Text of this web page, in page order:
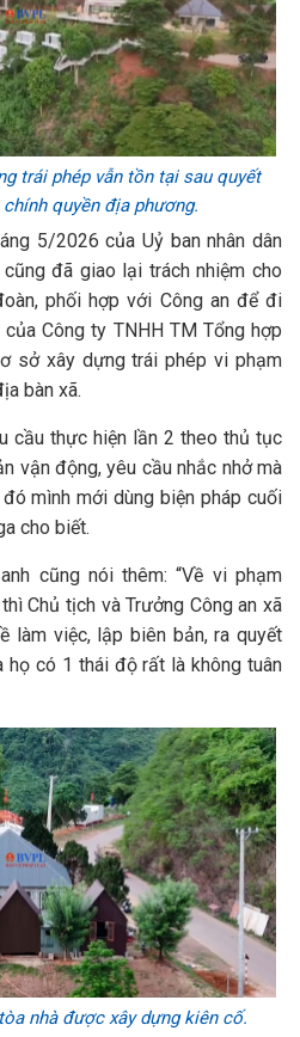
trái phép vẫn tồn tại sau quyết
quyền địa phương.
5/2026 của Uỷ ban nhân dân
đã giao lại trách nhiệm cho
phối hợp với Công an để đi
Công ty TNHH TM Tổng hợp
sở xây dựng trái phép vi phạm
bàn xã.
cầu thực hiện lần 2 theo thủ tục
vận động, yêu cầu nhắc nhở mà
mình mới dùng biện pháp cuối
cho biết.
cũng nói thêm: “Về vi phạm
Chủ tịch và Trưởng Công an xã
làm việc, lập biên bản, ra quyết
có 1 thái độ rất là không tuân
nhà được xây dựng kiên cố.